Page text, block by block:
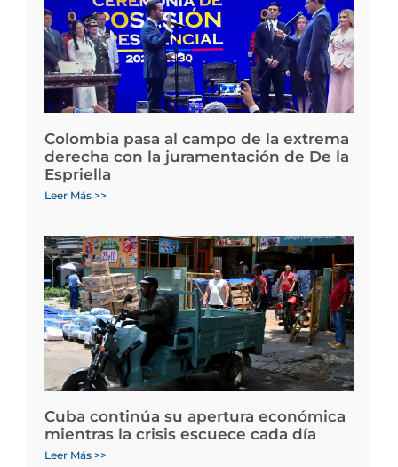
Colombia pasa al campo de la extrema
derecha con la juramentación de De la
Espriella
Leer Más >>
Cuba continúa su apertura económica
mientras la crisis escuece cada día
Leer Más >>